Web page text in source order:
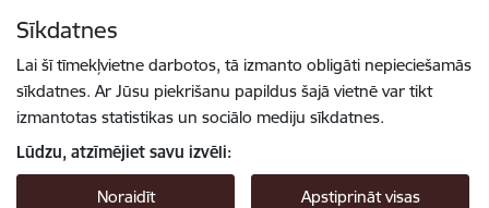
Sīkdatnes
Lai šī tīmekļvietne darbotos, tā izmanto obligāti nepieciešamās
sīkdatnes. Ar Jūsu piekrišanu papildus šajā vietnē var tikt
izmantotas statistikas un sociālo mediju sīkdatnes.
Lūdzu, atzīmējiet savu izvēli:
Noraidīt Apstiprināt visas